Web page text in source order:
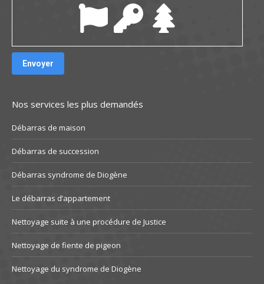
Nos services les plus demandés
Débarras de maison
Débarras de succession
Débarras syndrome de Diogène
Le débarras d’appartement
Nettoyage suite à une procédure de Justice
Nettoyage de fiente de pigeon
Nettoyage du syndrome de Diogène